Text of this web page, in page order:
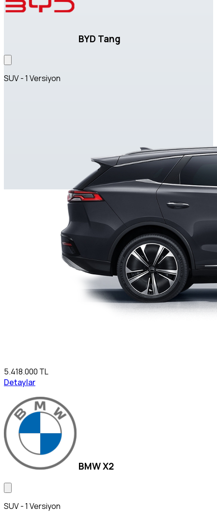
BYD Tang
SUV - 1 Versiyon
5.418.000 TL
Detaylar
BMW X2
SUV - 1 Versiyon